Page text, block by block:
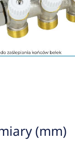
(mm)